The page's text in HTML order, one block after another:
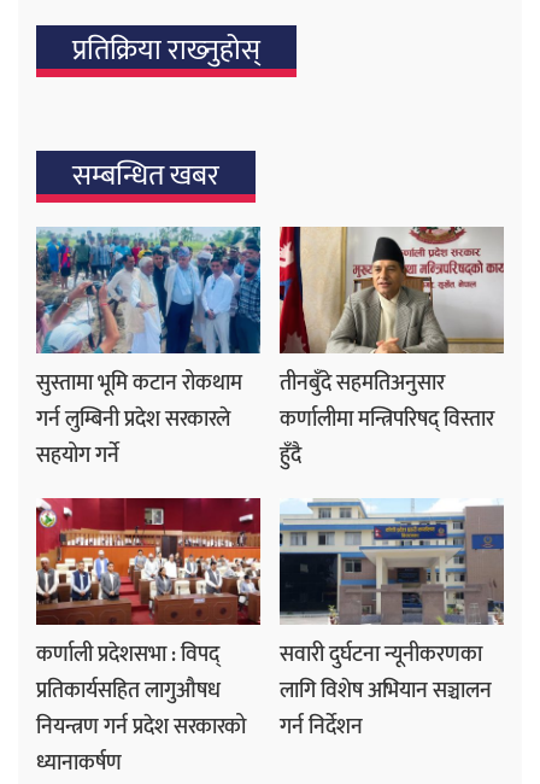
प्रतिक्रिया राख्‍नुहोस्
सम्बन्धित खबर
सुस्तामा भूमि कटान रोकथाम
गर्न लुम्बिनी प्रदेश सरकारले
सहयोग गर्ने
तीनबुँदे सहमतिअनुसार
कर्णालीमा मन्त्रिपरिषद् विस्तार
हुँदै
कर्णाली प्रदेशसभा : विपद्
प्रतिकार्यसहित लागुऔषध
नियन्त्रण गर्न प्रदेश सरकारको
ध्यानाकर्षण
सवारी दुर्घटना न्यूनीकरणका
लागि विशेष अभियान सञ्चालन
गर्न निर्देशन